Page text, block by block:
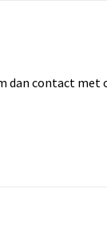
dan contact met